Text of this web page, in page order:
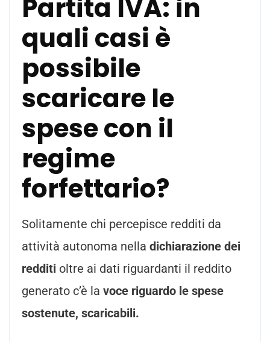
Partita IVA: in
quali casi è
possibile
scaricare le
spese con il
regime
forfettario?
Solitamente chi percepisce redditi da
attività autonoma nella dichiarazione dei
redditi oltre ai dati riguardanti il reddito
generato c’è la voce riguardo le spese
sostenute, scaricabili.